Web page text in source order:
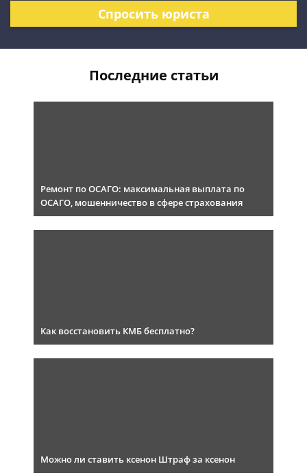
Спросить юриста
Последние статьи
Ремонт по ОСАГО: максимальная выплата по
ОСАГО, мошенничество в сфере страхования
Как восстановить КМБ бесплатно?
Можно ли ставить ксенон Штраф за ксенон